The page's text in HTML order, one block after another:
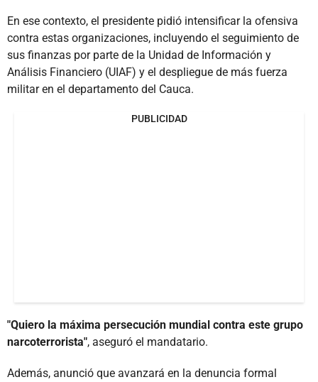
En ese contexto, el presidente pidió intensificar la ofensiva
contra estas organizaciones, incluyendo el seguimiento de
sus finanzas por parte de la Unidad de Información y
Análisis Financiero (UIAF) y el despliegue de más fuerza
militar en el departamento del Cauca.
PUBLICIDAD
"Quiero la máxima persecución mundial contra este grupo
narcoterrorista", aseguró el mandatario.
Además, anunció que avanzará en la denuncia formal